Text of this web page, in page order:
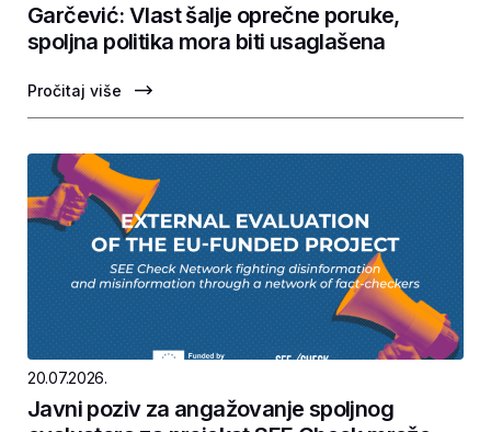
Garčević: Vlast šalje oprečne poruke,
spoljna politika mora biti usaglašena
Pročitaj više
20.07.2026.
Javni poziv za angažovanje spoljnog